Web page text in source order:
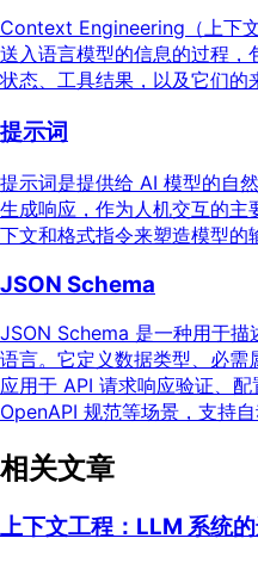
Context Engineering（上下
送入语言模型的信息的过程，
状态、工具结果，以及它们的
提示词
提示词是提供给 AI 模型的自
生成响应，作为人机交互的主
下文和格式指令来塑造模型的
JSON Schema
JSON Schema 是一种用于
语言。它定义数据类型、必需
应用于 API 请求响应验证、
OpenAPI 规范等场景，支持自
相关文章
上下文工程：LLM 系统